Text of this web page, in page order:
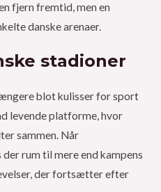
fjern fremtid, men en
danske arenaer.
stadioner
blot kulisser for sport
levende platforme, hvor
sammen. Når
rum til mere end kampens
der fortsætter efter